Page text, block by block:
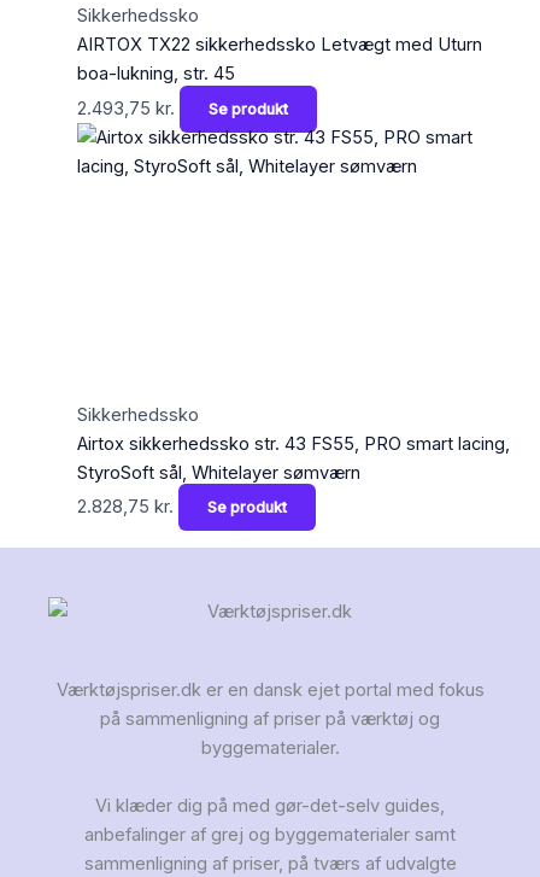
Sikkerhedssko
AIRTOX TX22 sikkerhedssko Letvægt med Uturn
boa-lukning, str. 45
2.493,75 kr. Se produkt
Sikkerhedssko
Airtox sikkerhedssko str. 43 FS55, PRO smart lacing,
StyroSoft sål, Whitelayer sømværn
2.828,75 kr. Se produkt
Værktøjspriser.dk er en dansk ejet portal med fokus
på sammenligning af priser på værktøj og
byggematerialer.
Vi klæder dig på med gør-det-selv guides,
anbefalinger af grej og byggematerialer samt
sammenligning af priser, på tværs af udvalgte